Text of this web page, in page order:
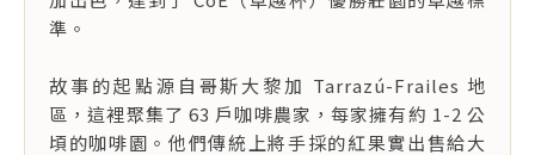
準。
故事的起點源自哥斯大黎加 Tarrazú-Frailes 地
區，這裡聚集了 63 戶咖啡農家，每家擁有約 1-2 公
頃的咖啡園。他們傳統上將手採的紅果實出售給大